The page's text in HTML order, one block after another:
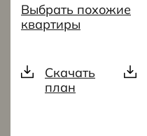
Выбрать похожие
квартиры
Скачать
план